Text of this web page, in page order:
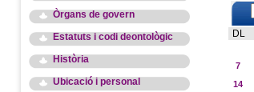
Òrgans de govern
Estatuts i codi deontològic
Història
Ubicació i personal
DL
7
14